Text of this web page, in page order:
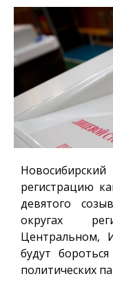
регистрацию
девятого
округах
Центральном,
будут
политических